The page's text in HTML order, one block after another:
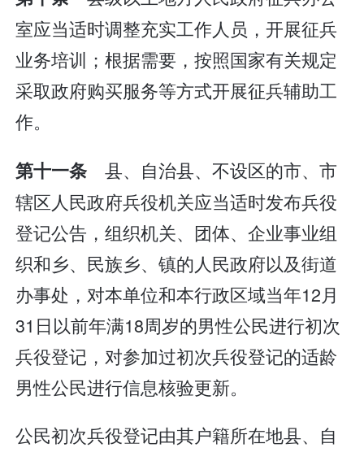
室应当适时调整充实工作人员，开展征兵
业务培训；根据需要，按照国家有关规定
采取政府购买服务等方式开展征兵辅助工
作。
第十一条 县、自治县、不设区的市、市
辖区人民政府兵役机关应当适时发布兵役
登记公告，组织机关、团体、企业事业组
织和乡、民族乡、镇的人民政府以及街道
办事处，对本单位和本行政区域当年12月
31日以前年满18周岁的男性公民进行初次
兵役登记，对参加过初次兵役登记的适龄
男性公民进行信息核验更新。
公民初次兵役登记由其户籍所在地县、自